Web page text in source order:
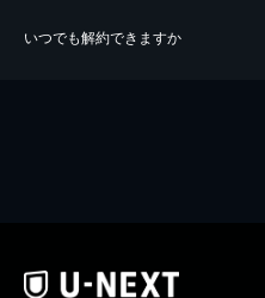
いつでも解約できますか